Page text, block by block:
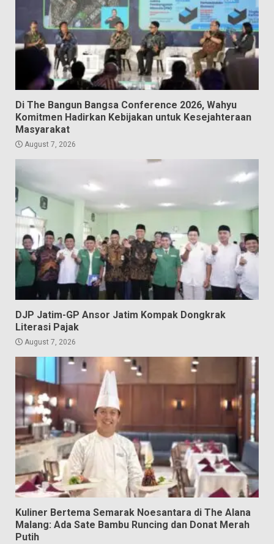
Di The Bangun Bangsa Conference 2026, Wahyu
Komitmen Hadirkan Kebijakan untuk Kesejahteraan
Masyarakat
August 7, 2026
DJP Jatim-GP Ansor Jatim Kompak Dongkrak
Literasi Pajak
August 7, 2026
Kuliner Bertema Semarak Noesantara di The Alana
Malang: Ada Sate Bambu Runcing dan Donat Merah
Putih